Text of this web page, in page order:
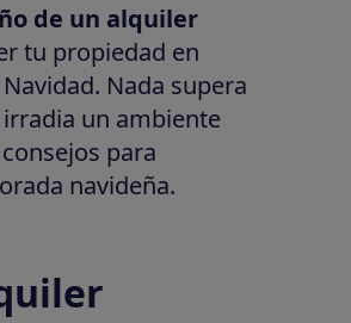
de un alquiler
tu propiedad en
Nada supera
un ambiente
para
navideña.